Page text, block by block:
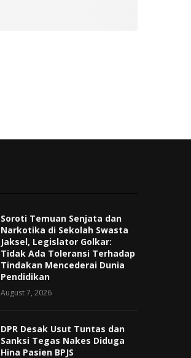
Soroti Temuan Senjata dan
Narkotika di Sekolah Swasta
Jaksel, Legislator Golkar:
Tidak Ada Toleransi Terhadap
Tindakan Mencederai Dunia
Pendidikan
August 7, 2026
DPR Desak Usut Tuntas dan
Sanksi Tegas Nakes Diduga
Hina Pasien BPJS